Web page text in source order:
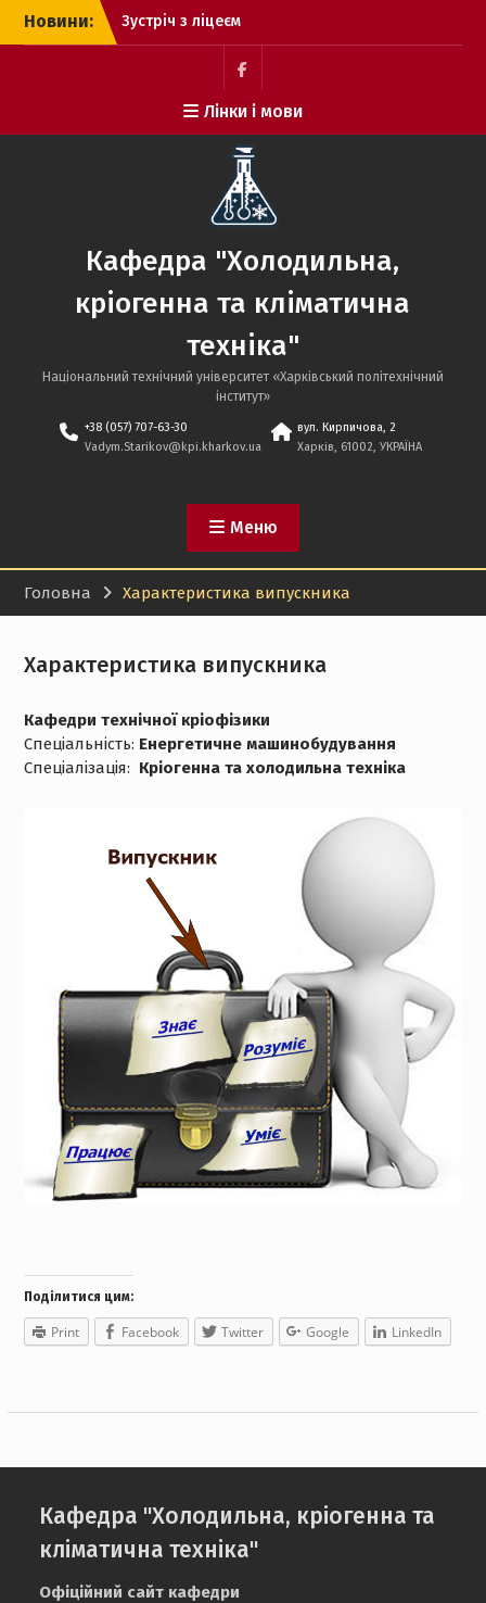
Перейти
Новини:
Зустріч з ліцеєм
Зустріч
зустіч з коледжом
Вернадського
facebook
Лінки і мови
Кафедра "Холодильна,
кріогенна та кліматична
техніка"
Національний технічний університет «Харківський політехнічний
iнститут»
+38 (057) 707-63-30
Vadym.Starikov@kpi.kharkov.ua
вул. Кирпичова, 2
Харків, 61002, УКРАЇНА
Меню
Головна Характеристика випускника
Характеристика випускника
Кафедри технічної кріофізики
Спеціальність: Енергетичне машинобудування
Спеціалізація: Кріогенна тахолодильна техніка
Поділитися цим:
Print Facebook Twitter Google LinkedIn
Кафедра "Холодильна, кріогенна та
кліматична техніка"
Офіційний сайт кафедри